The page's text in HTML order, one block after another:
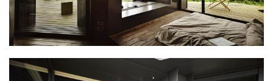
市
与
景
登录 注册